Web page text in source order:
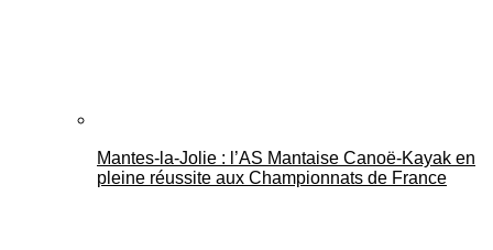
Mantes-la-Jolie : l’AS Mantaise Canoë‑Kayak en
pleine réussite aux Championnats de France